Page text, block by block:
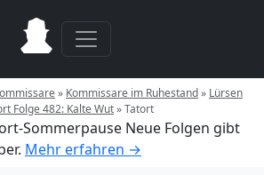
» Kommissare im Ruhestand» Lürsen
Folge 482: Kalte Wut»Tatort
Sommerpause Neue Folgen gibt
Mehr erfahren →